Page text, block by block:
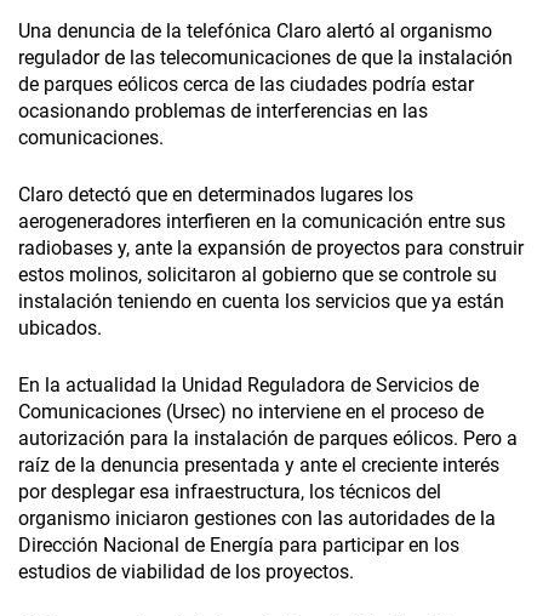
Una denuncia de la telefónica Claro alertó al organismo
regulador de las telecomunicaciones de que la instalación
de parques eólicos cerca de las ciudades podría estar
ocasionando problemas de interferencias en las
comunicaciones.
Claro detectó que en determinados lugares los
aerogeneradores interfieren en la comunicación entre sus
radiobases y, ante la expansión de proyectos para construir
estos molinos, solicitaron al gobierno que se controle su
instalación teniendo en cuenta los servicios que ya están
ubicados.
En la actualidad la Unidad Reguladora de Servicios de
Comunicaciones (Ursec) no interviene en el proceso de
autorización para la instalación de parques eólicos. Pero a
raíz de la denuncia presentada y ante el creciente interés
por desplegar esa infraestructura, los técnicos del
organismo iniciaron gestiones con las autoridades de la
Dirección Nacional de Energía para participar en los
estudios de viabilidad de los proyectos.